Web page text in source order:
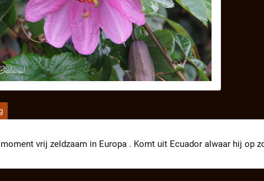
vrij zeldzaam in Europa . Komt uit Ecuador alwaar hij op